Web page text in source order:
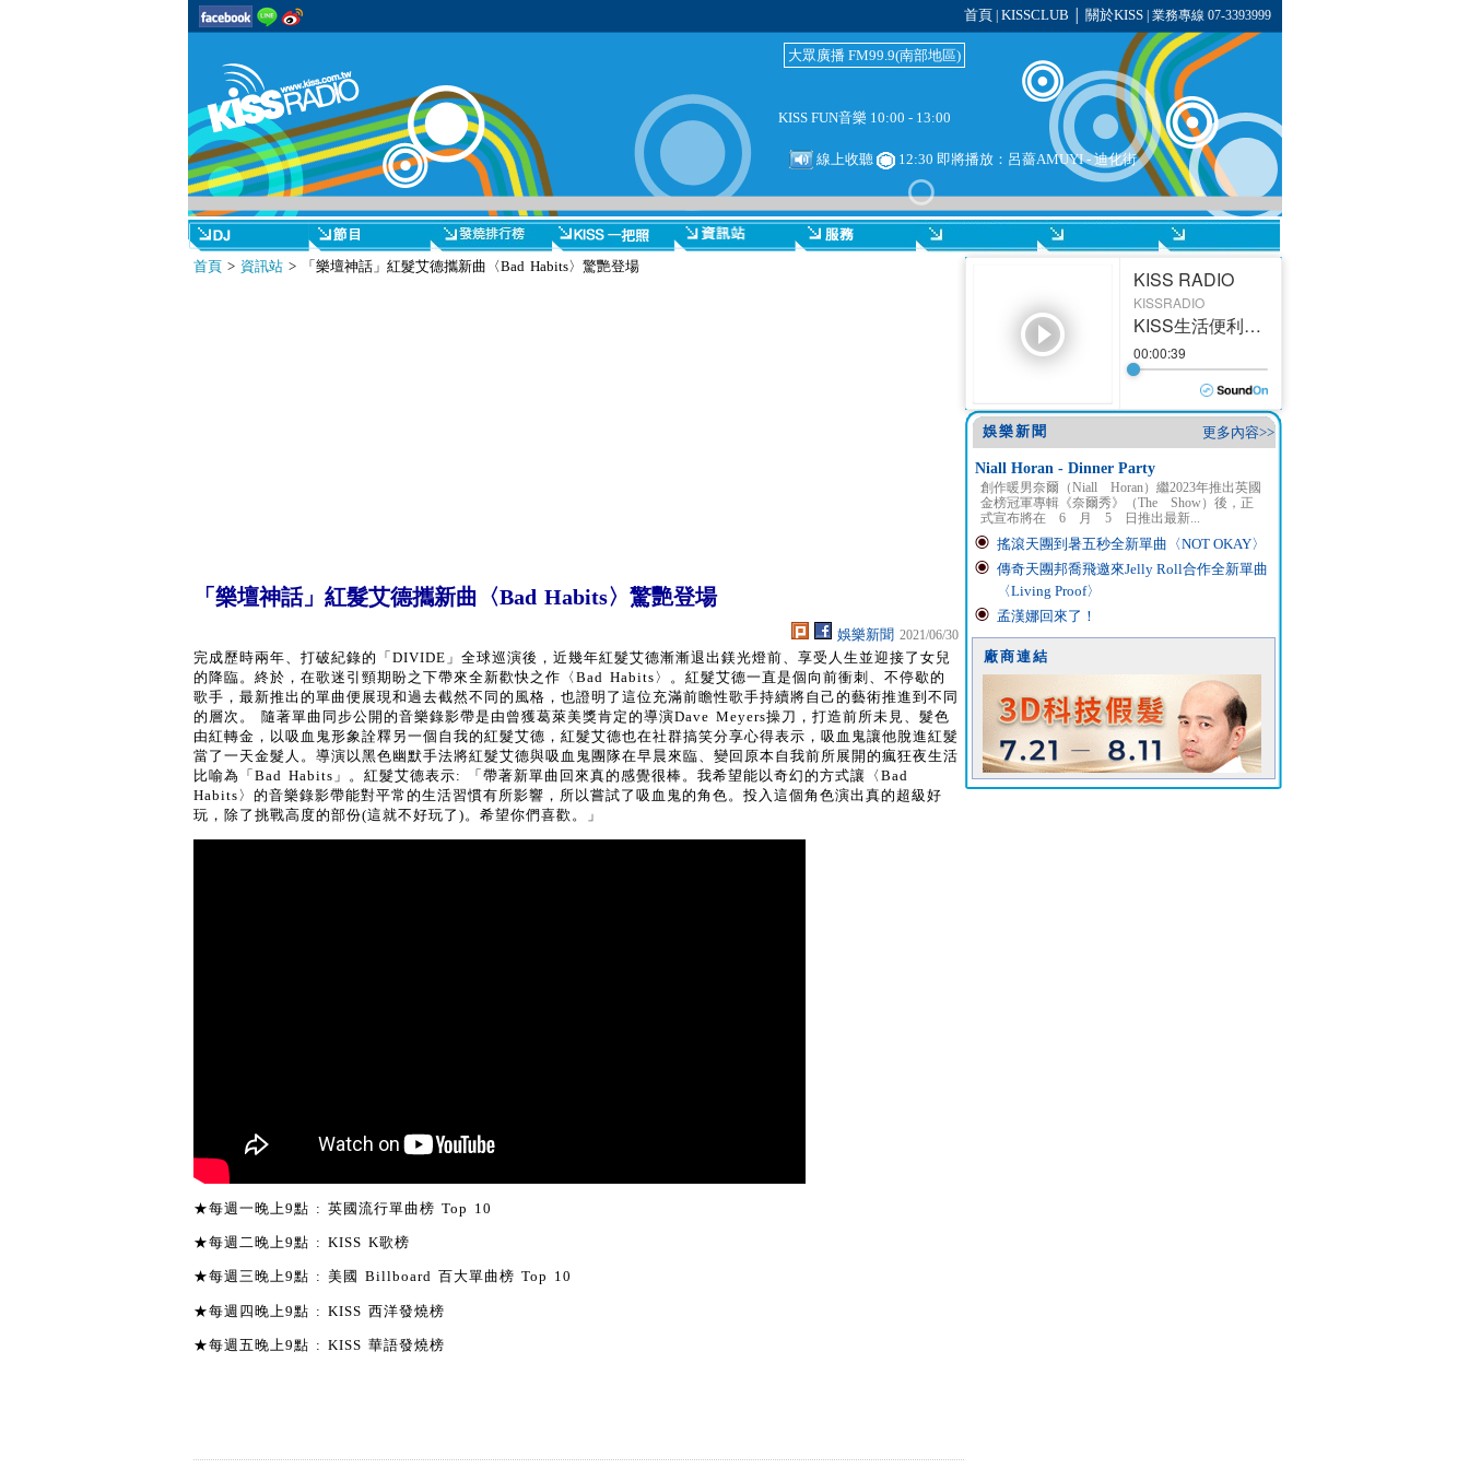
首頁 KISSCLUB 關於KISS| 業務專線 07-3393999
大眾廣播 FM99.9(南部地區)
KISS FUN音樂 10:00 - 13:00
線上收聽 12:30 即將播放：呂薔AMUYI - 迪化街
首頁> 資訊站> 「樂壇神話」紅髮艾德攜新曲〈Bad Habits〉驚艷登場
「樂壇神話」紅髮艾德攜新曲〈Bad Habits〉驚艷登場
娛樂新聞 2021/06/30
完成歷時兩年、打破紀錄的「DIVIDE」全球巡演後，近幾年紅髮艾德漸漸退出鎂光燈前、享受人生並迎接了女兒
的降臨。終於，在歌迷引頸期盼之下帶來全新歡快之作〈Bad Habits〉。紅髮艾德一直是個向前衝刺、不停歇的
歌手，最新推出的單曲便展現和過去截然不同的風格，也證明了這位充滿前瞻性歌手持續將自己的藝術推進到不同
的層次。 隨著單曲同步公開的音樂錄影帶是由曾獲葛萊美獎肯定的導演Dave Meyers操刀，打造前所未見、髮色
由紅轉金，以吸血鬼形象詮釋另一個自我的紅髮艾德，紅髮艾德也在社群搞笑分享心得表示，吸血鬼讓他脫進紅髮
當了一天金髮人。導演以黑色幽默手法將紅髮艾德與吸血鬼團隊在早晨來臨、變回原本自我前所展開的瘋狂夜生活
比喻為「Bad Habits」。紅髮艾德表示: 「帶著新單曲回來真的感覺很棒。我希望能以奇幻的方式讓〈Bad
Habits〉的音樂錄影帶能對平常的生活習慣有所影響，所以嘗試了吸血鬼的角色。投入這個角色演出真的超級好
玩，除了挑戰高度的部份(這就不好玩了)。希望你們喜歡。」
★每週一晚上9點 : 英國流行單曲榜 Top 10
★每週二晚上9點 : KISS K歌榜
★每週三晚上9點 : 美國 Billboard 百大單曲榜 Top 10
★每週四晚上9點 : KISS 西洋發燒榜
★每週五晚上9點 : KISS 華語發燒榜
更多內容>>
娛樂新聞
Niall Horan - Dinner Party
創作暖男奈爾（Niall Horan）繼2023年推出英國
金榜冠軍專輯《奈爾秀》（The Show）後，正
式宣布將在 6 月 5 日推出最新...
搖滾天團到暑五秒全新單曲〈NOT OKAY〉
傳奇天團邦喬飛邀來Jelly Roll合作全新單曲
〈Living Proof〉
孟漢娜回來了！
廠商連結